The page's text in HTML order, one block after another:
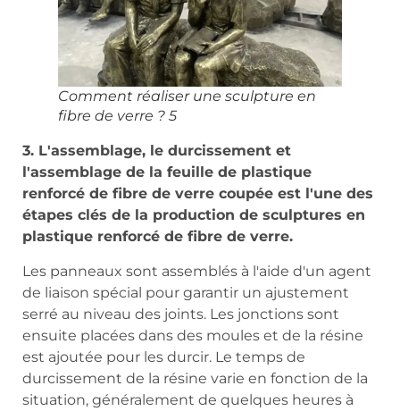
Comment réaliser une sculpture en
fibre de verre ? 5
3. L'assemblage, le durcissement et
l'assemblage de la feuille de plastique
renforcé de fibre de verre coupée est l'une des
étapes clés de la production de sculptures en
plastique renforcé de fibre de verre.
Les panneaux sont assemblés à l'aide d'un agent
de liaison spécial pour garantir un ajustement
serré au niveau des joints. Les jonctions sont
ensuite placées dans des moules et de la résine
est ajoutée pour les durcir. Le temps de
durcissement de la résine varie en fonction de la
situation, généralement de quelques heures à